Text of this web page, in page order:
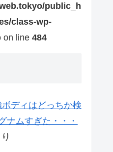
public_h
class-wp-
on line 484
ボディはどっちか検
ナムすぎた・・・